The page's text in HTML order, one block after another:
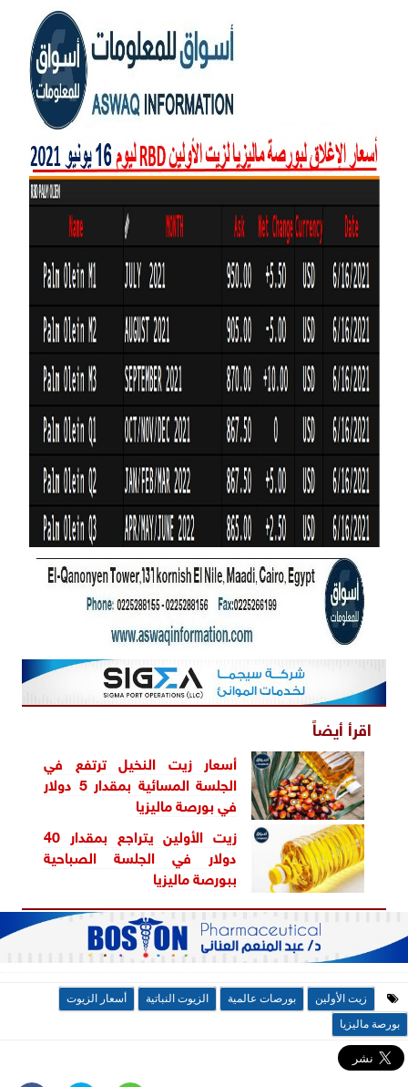
اقرأ أيضاً
أسعار زيت النخيل ترتفع في
الجلسة المسائية بمقدار 5 دولار
في بورصة ماليزيا
زيت الأولين يتراجع بمقدار 40
دولار في الجلسة الصباحية
ببورصة ماليزيا
زيت الأولين بورصات عالمية الزيوت النباتية
أسعار الزيوت
بورصة ماليزيا